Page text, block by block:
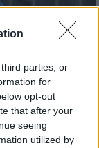
parties, or
for
opt-out
that after your
seeing
utilized by